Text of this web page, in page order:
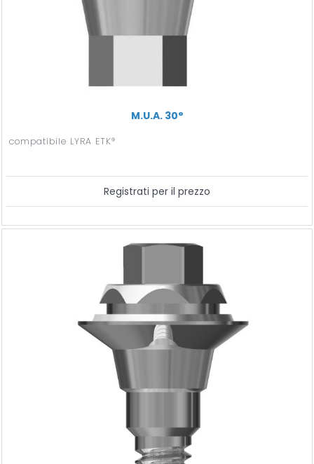
M.U.A. 30°
compatibile LYRA ETK®
Registrati per il prezzo